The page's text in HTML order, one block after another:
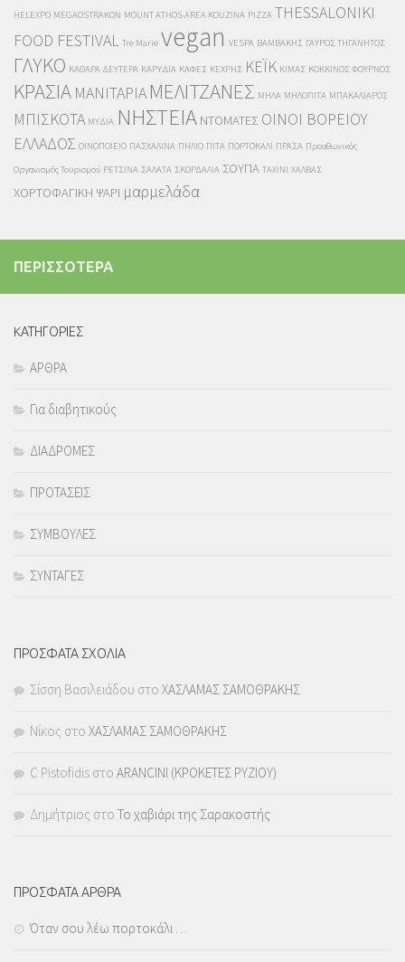
HELEXPO MEGAOSTRAKON MOUNT ATHOS AREA KOUZINA PIZZA THESSALONIKI
FOOD FESTIVAL Tre Marie vegan VESPA ΒΑΜΒΑΚΗΣ ΓΑΥΡΟΣ ΤΗΓΑΝΗΤΟΣ
ΓΛΥΚΟ ΚΑΘΑΡΑ ΔΕΥΤΕΡΑ ΚΑΡΥΔΙΑ ΚΑΦΕΣ ΚΕΧΡΗΣ ΚΕΪΚ ΚΙΜΑΣ ΚΟΚΚΙΝΟΣ ΦΟΥΡΝΟΣ
ΚΡΑΣΙΑ ΜΑΝΙΤΑΡΙΑ ΜΕΛΙΤΖΑΝΕΣ ΜΗΛΑ ΜΗΛΟΠΙΤΑ ΜΠΑΚΑΛΙΑΡΟΣ
ΜΠΙΣΚΟΤΑ ΜΥΔΙΑ ΝΗΣΤΕΙΑ ΝΤΟΜΑΤΕΣ ΟΙΝΟΙ ΒΟΡΕΙΟΥ
ΕΛΛΑΔΟΣ ΟΙΝΟΠΟΙΕΙΟ ΠΑΣΧΑΛΙΝΑ ΠΗΛΙΟ ΠΙΤΑ ΠΟΡΤΟΚΑΛΙ ΠΡΑΣΑ Προαθωνικός
Οργανισμός Τουρισμού ΡΕΤΣΙΝΑ ΣΑΛΑΤΑ ΣΚΟΡΔΑΛΙΑ ΣΟΥΠΑ ΤΑΧΙΝΙ ΧΑΛΒΑΣ
ΧΟΡΤΟΦΑΓΙΚΗ ΨΑΡΙ μαρμελάδα
ΠΕΡΙΣΣΟΤΕΡΑ
KΑΤΗΓΟΡΙΕΣ
ΑΡΘΡΑ
Για διαβητικούς
ΔΙΑΔΡΟΜΕΣ
ΠΡΟΤΑΣΕΙΣ
ΣΥΜΒΟΥΛΕΣ
ΣΥΝΤΑΓΕΣ
ΠΡΟΣΦΑΤΑ ΣΧΟΛΙΑ
Σίσση Βασιλειάδου στο ΧΑΣΛΑΜΑΣ ΣΑΜΟΘΡΑΚΗΣ
Νίκος στο ΧΑΣΛΑΜΑΣ ΣΑΜΟΘΡΑΚΗΣ
C Pistofidis στο ARANCINI (ΚΡΟΚΕΤΕΣ ΡΥΖΙΟΥ)
Δημήτριος στο Το χαβιάρι της Σαρακοστής
ΠΡΟΣΦΑΤΑ ΑΡΘΡΑ
Όταν σου λέω πορτοκάλι …